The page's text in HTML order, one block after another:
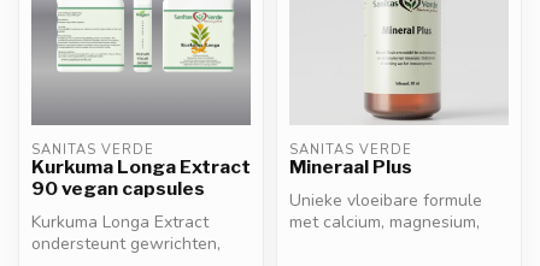
SANITAS VERDE
Kurkuma Longa Extract
90 vegan capsules
Kurkuma Longa Extract
ondersteunt gewrichten,
SANITAS VERDE
Mineraal Plus
Unieke vloeibare formule
met calcium, magnesium,